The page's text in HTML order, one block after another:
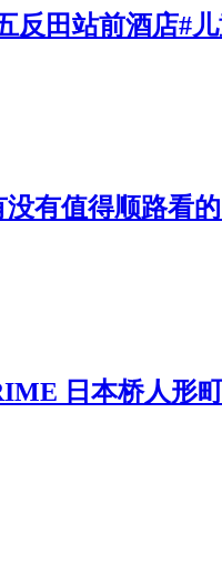
反田站前酒店#
有值得顺路看
日本桥人形